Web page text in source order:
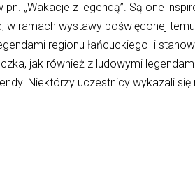
„Wakacje z legendą”. Są one
w ramach wystawy poświęconej
regionu łańcuckiego i
jak również z ludowymi
Niektórzy uczestnicy wykazali